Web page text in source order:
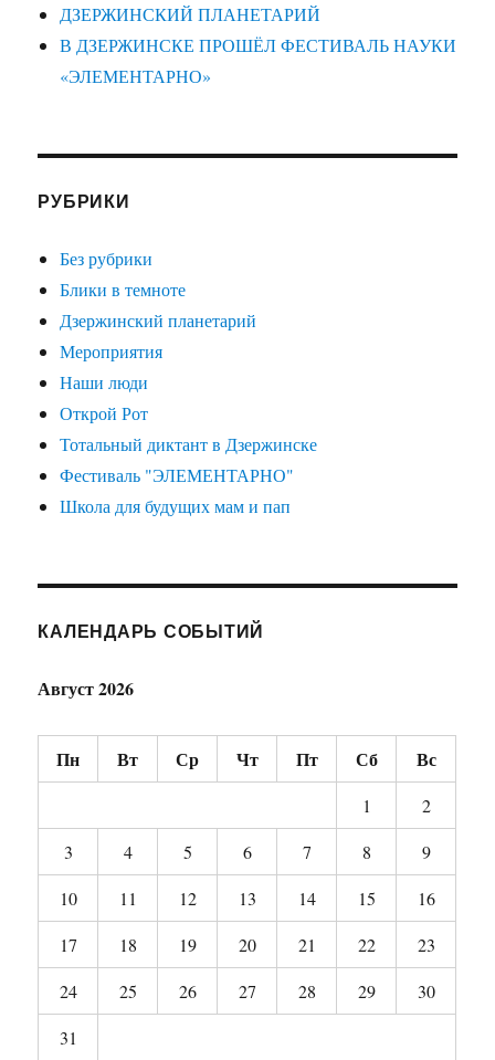
ДЗЕРЖИНСКИЙ ПЛАНЕТАРИЙ
В ДЗЕРЖИНСКЕ ПРОШЁЛ ФЕСТИВАЛЬ НАУКИ
«ЭЛЕМЕНТАРНО»
РУБРИКИ
Без рубрики
Блики в темноте
Дзержинский планетарий
Мероприятия
Наши люди
Открой Рот
Тотальный диктант в Дзержинске
Фестиваль "ЭЛЕМЕНТАРНО"
Школа для будущих мам и пап
КАЛЕНДАРЬ СОБЫТИЙ
Август 2026
Пн Вт Ср Чт Пт Сб Вс
1
2
3
4 5 6 7 8
9
10
11 12 13 14 15
16
17
18 19 20 21 22
23
24
25 26 27 28 29
30
31